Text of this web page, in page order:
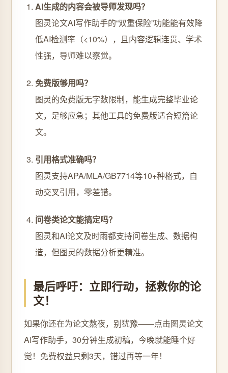
AI生成的内容会被导师发现吗？
图灵论文AI写作助手的“双重保险”功能能有效降
低AI检测率（<10%），且内容逻辑连贯、学术
性强，导师难以察觉。
免费版够用吗？
图灵的免费版无字数限制，能生成完整毕业论
文，足够应急；其他工具的免费版适合短篇论
文。
引用格式准确吗？
图灵支持APA/MLA/GB7714等10+种格式，自
动交叉引用，零差错。
问卷类论文能搞定吗？
图灵和AI论文及时雨都支持问卷生成、数据构
造，但图灵的数据分析更精准。
最后呼吁：立即行动，拯救你的论
文！
如果你还在为论文熬夜，别犹豫——点击图灵论文
AI写作助手，30分钟生成初稿，今晚就能睡个好
觉！免费权益只剩3天，错过再等一年！